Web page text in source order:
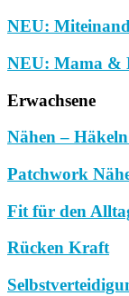
NEU:
NEU: Mama &
Erwachsene
Nähen –
Patchwork
Fit für den
Rücken Kraft